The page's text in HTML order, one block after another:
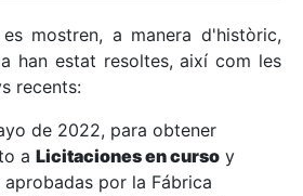
mostren, a manera d'històric,
han estat resoltes, així com les
recents:
de 2022, para obtener
a Licitaciones en curso y
aprobadas por la Fábrica